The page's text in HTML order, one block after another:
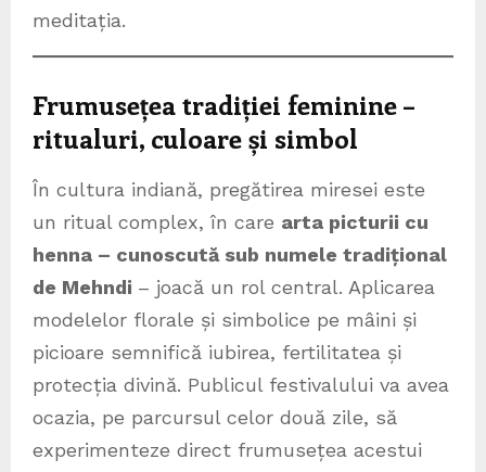
meditația.
Frumusețea tradiției feminine –
ritualuri, culoare și simbol
În cultura indiană, pregătirea miresei este
un ritual complex, în care arta picturii cu
henna – cunoscută sub numele tradițional
de Mehndi – joacă un rol central. Aplicarea
modelelor florale și simbolice pe mâini și
picioare semnifică iubirea, fertilitatea și
protecția divină. Publicul festivalului va avea
ocazia, pe parcursul celor două zile, să
experimenteze direct frumusețea acestui